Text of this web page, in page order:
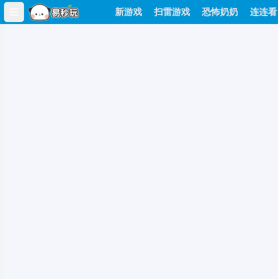
Open main menu
新游戏 扫雷游戏 恐怖奶奶 连连看